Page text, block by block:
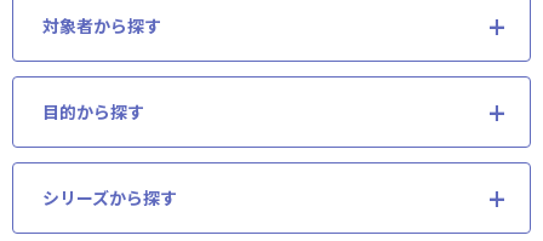
対象者から探す
目的から探す
シリーズから探す